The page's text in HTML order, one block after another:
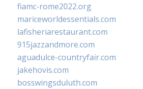
fiamc-rome2022.org
mariceworldessentials.com
lafisheriarestaurant.com
915jazzandmore.com
aguadulce-countryfair.com
jakehovis.com
bosswingsduluth.com